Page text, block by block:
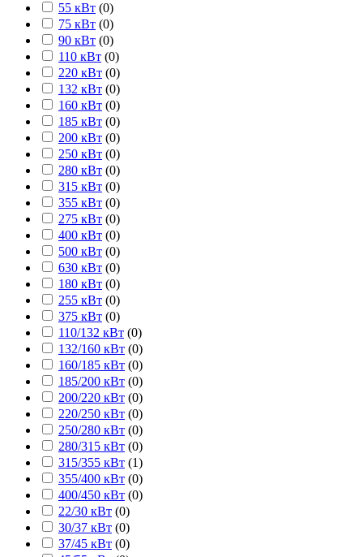
55 кВт (0)
75 кВт (0)
90 кВт (0)
110 кВт (0)
220 кВт (0)
132 кВт (0)
160 кВт (0)
185 кВт (0)
200 кВт (0)
250 кВт (0)
280 кВт (0)
315 кВт (0)
355 кВт (0)
275 кВт (0)
400 кВт (0)
500 кВт (0)
630 кВт (0)
180 кВт (0)
255 кВт (0)
375 кВт (0)
110/132 кВт (0)
132/160 кВт (0)
160/185 кВт (0)
185/200 кВт (0)
200/220 кВт (0)
220/250 кВт (0)
250/280 кВт (0)
280/315 кВт (0)
315/355 кВт (1)
355/400 кВт (0)
400/450 кВт (0)
22/30 кВт (0)
30/37 кВт (0)
37/45 кВт (0)